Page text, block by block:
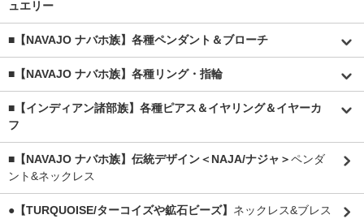
ュエリー
■【NAVAJO ナバホ族】各種ペンダント＆ブローチ
■【NAVAJO ナバホ族】各種リング・指輪
■【インディアン諸部族】各種ピアス＆イヤリング＆イヤーカ
フ
■【NAVAJO ナバホ族】伝統デザイン＜NAJA/ナジャ＞ペンダ
ント&ネックレス
●【TURQUOISE/ターコイズや鉱石ビーズ】 ネックレス&ブレス